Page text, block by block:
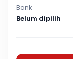
Bank
Belum dipilih